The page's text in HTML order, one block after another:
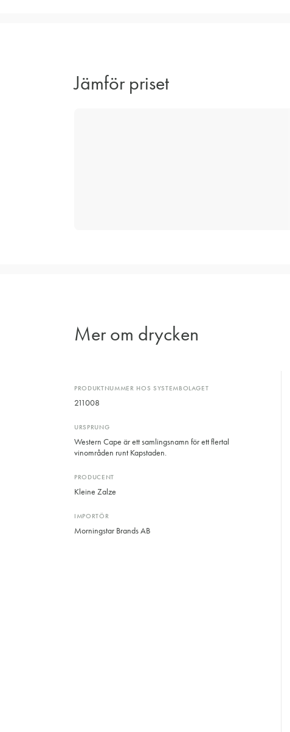
Jämför priset
Mer om drycken
PRODUKTNUMMER HOS SYSTEMBOLAGET
211008
URSPRUNG
Western Cape är ett samlingsnamn för ett flertal
vinområden runt Kapstaden.
PRODUCENT
Kleine Zalze
IMPORTÖR
Morningstar Brands AB